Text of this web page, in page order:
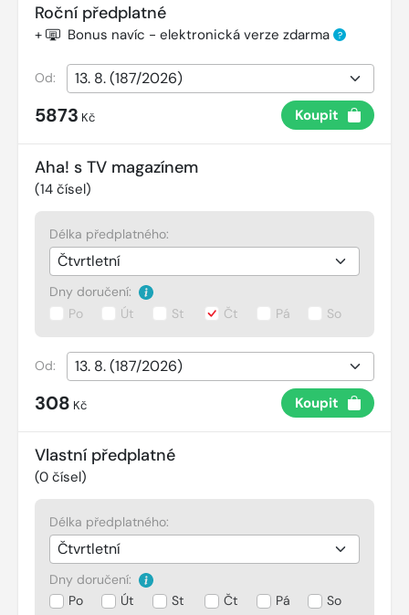
Roční předplatné
+ Bonus navíc - elektronická verze zdarma ?
Od:
5873 Kč Koupit
Aha! s TV magazínem
(14 čísel)
Délka předplatného:
Dny doručení:
Po
Út St Čt Pá So
Od:
308 Kč Koupit
Vlastní předplatné
(0 čísel)
Délka předplatného:
Dny doručení:
Po
Út St Čt Pá So